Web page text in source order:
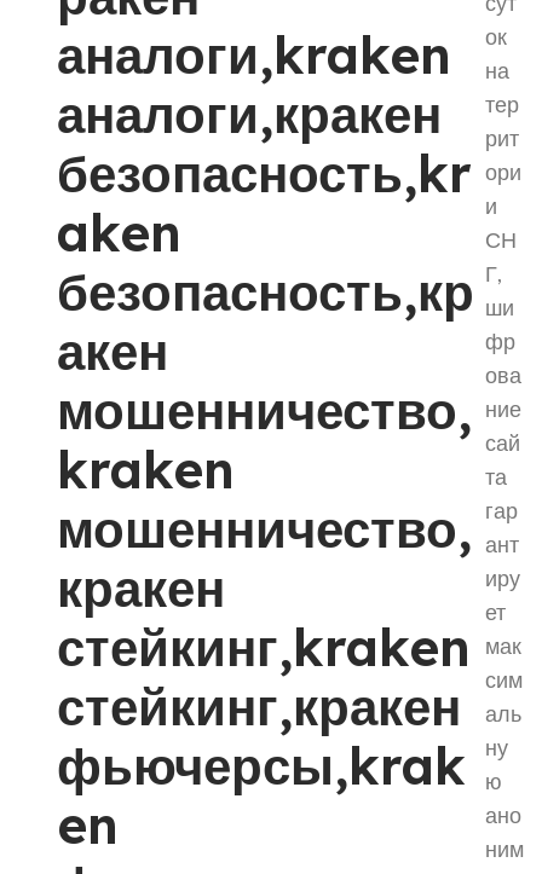
аналоги,kraken
аналоги,кракен
безопасность,kr
aken
безопасность,кр
акен
мошенничество,
kraken
мошенничество,
кракен
стейкинг,kraken
стейкинг,кракен
фьючерсы,krak
en
ок
на
тер
рит
ори
и
СН
Г,
ши
фр
ова
ние
сай
та
гар
ант
иру
ет
мак
сим
аль
ну
ю
ано
ним